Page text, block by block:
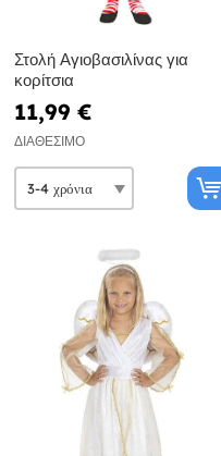
Στολή Αγιοβασιλίνας για
κορίτσια
11,99 €
ΔΙΑΘΈΣΙΜΟ